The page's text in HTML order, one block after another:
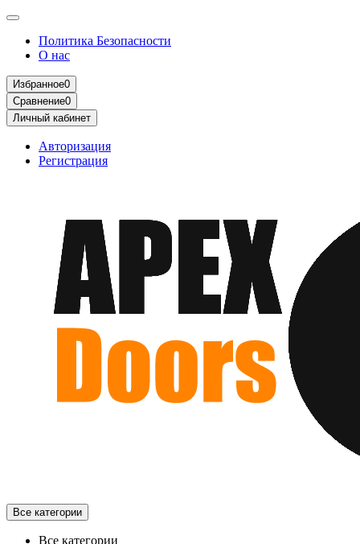
Политика Безопасности
О нас
Избранное0
Сравнение0
Личный кабинет
Авторизация
Регистрация
Все категории
Все категории